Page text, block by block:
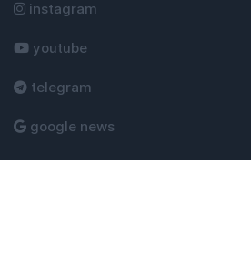
instagram
youtube
telegram
google news